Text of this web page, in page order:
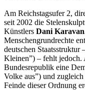
Am Reichstagsufer 2,
seit 2002 die
Künstlers Dani
Menschengrundrechte
deutschen
Kleinen”) – fehlt jedoch.
Bundesrepublik eine
Volke aus”) und
Feinde dieser Ordnung